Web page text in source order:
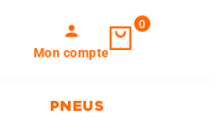
person
Mon compte
0
PNEUS